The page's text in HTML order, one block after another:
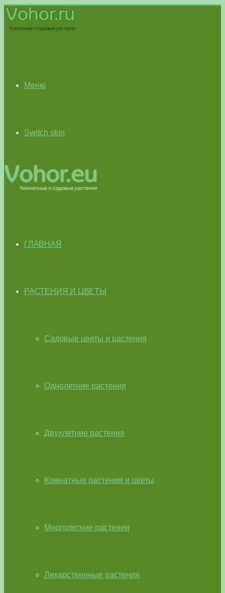
Меню
Switch skin
ГЛАВНАЯ
РАСТЕНИЯ И ЦВЕТЫ
Садовые цветы и растения
Однолетние растения
Двухлетние растения
Комнатные растения и цветы
Многолетние растения
Лекарственные растения